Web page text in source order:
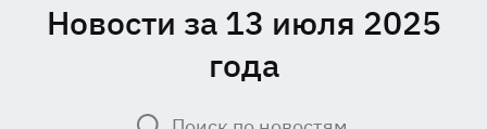
Новости за 13 июля 2025
года